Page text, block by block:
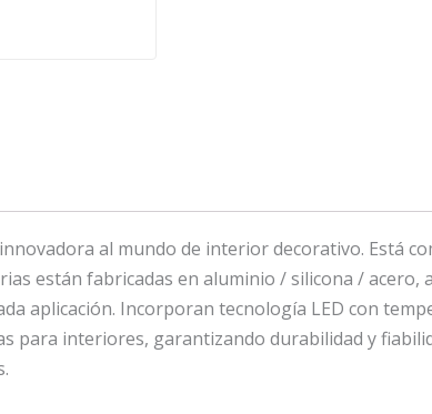
al mundo de interior decorativo. Está
están fabricadas en aluminio / silicona /
aplicación. Incorporan tecnología LED con
para interiores, garantizando durabilidad y